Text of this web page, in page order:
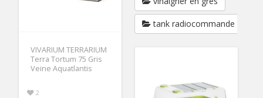
tank radiocommande
VIVARIUM TERRARIUM
Terra Tortum 75 Gris
Veine Aquatlantis
2